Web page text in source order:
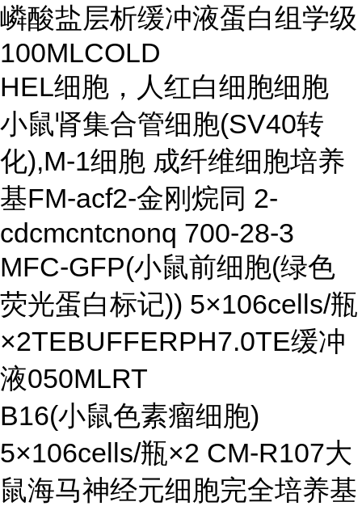
嶙酸盐层析缓冲液蛋白组学级
100MLCOLD
HEL细胞，人红白细胞细胞
小鼠肾集合管细胞(SV40转
化),M-1细胞 成纤维细胞培养
基FM-acf2-金刚烷同 2-
cdcmcntcnonq 700-28-3
MFC-GFP(小鼠前细胞(绿色
荧光蛋白标记)) 5×106cells/瓶
×2TEBUFFERPH7.0TE缓冲
液050MLRT
B16(小鼠色素瘤细胞)
5×106cells/瓶×2 CM-R107大
鼠海马神经元细胞完全培养基